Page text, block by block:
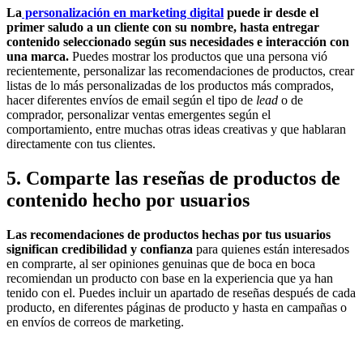
La personalización en marketing digital puede ir desde el
primer saludo a un cliente con su nombre, hasta entregar
contenido seleccionado según sus necesidades e interacción con
una marca. Puedes mostrar los productos que una persona vió
recientemente, personalizar las recomendaciones de productos, crear
listas de lo más personalizadas de los productos más comprados,
hacer diferentes envíos de email según el tipo de lead o de
comprador, personalizar ventas emergentes según el
comportamiento, entre muchas otras ideas creativas y que hablaran
directamente con tus clientes.
5. Comparte las reseñas de productos de
contenido hecho por usuarios
Las recomendaciones de productos hechas por tus usuarios
significan credibilidad y confianza para quienes están interesados
en comprarte, al ser opiniones genuinas que de boca en boca
recomiendan un producto con base en la experiencia que ya han
tenido con el. Puedes incluir un apartado de reseñas después de cada
producto, en diferentes páginas de producto y hasta en campañas o
en envíos de correos de marketing.